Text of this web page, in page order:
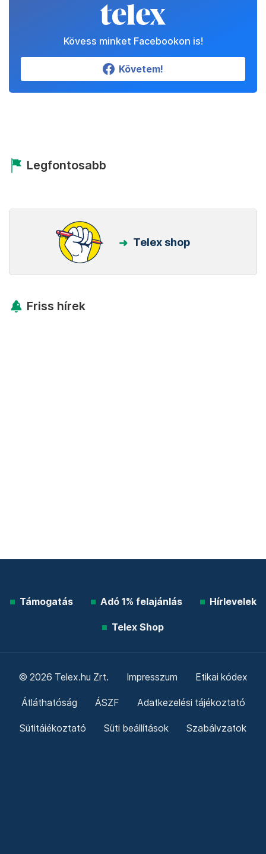
Kövess minket Facebookon is!
Követem!
Legfontosabb
Telex shop
Friss hírek
Támogatás Adó 1% felajánlás Hírlevelek
Telex Shop
© 2026 Telex.hu Zrt. Impresszum Etikai kódex
Átláthatóság ÁSZF Adatkezelési tájékoztató
Sütitájékoztató Süti beállítások Szabályzatok